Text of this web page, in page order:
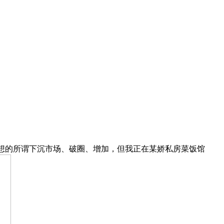
的所谓下沉市场、破圈、增加，但我正在某娇私房菜饭馆